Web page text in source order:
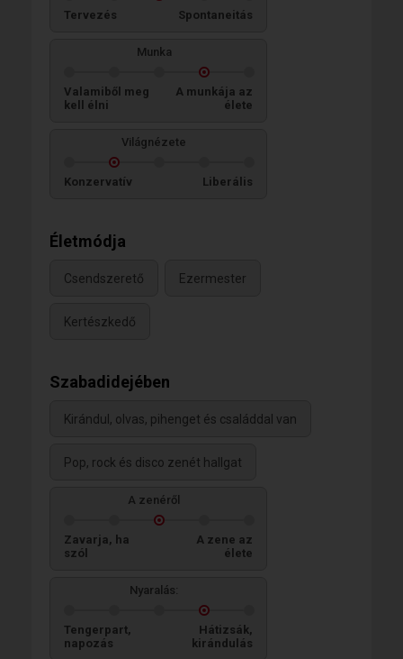
Tervezés Spontaneitás
Munka
Valamiből meg
kell élni
A munkája az
élete
Világnézete
Konzervatív Liberális
Életmódja
Csendszerető Ezermester
Kertészkedő
Szabadidejében
Kirándul, olvas, pihenget és családdal van
Pop, rock és disco zenét hallgat
A zenéről
Zavarja, ha
szól
A zene az
élete
Nyaralás:
Tengerpart,
napozás
Hátizsák,
kirándulás